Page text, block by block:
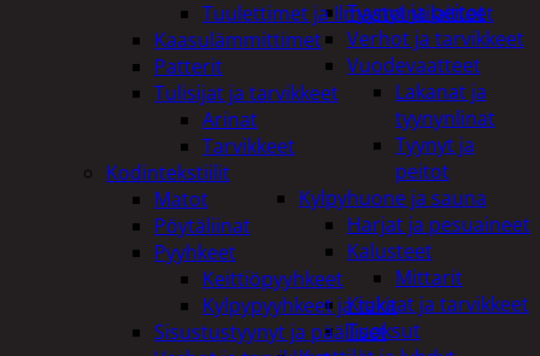
Tyynyt ja peitot
Verhot ja tarvikkeet
Vuodevaatteet
Lakanat ja
tyynynlinat
Tyynyt ja
peitot
Kylpyhuone ja sauna
Harjat ja pesuaineet
Kalusteet
Mittarit
Kiukaat ja tarvikkeet
Tuoksut
Tuulettimet ja Ilmastointilaitteet
Kaasulämmittimet
Patterit
Tulisijat ja tarvikkeet
Arinat
Tarvikkeet
Kodintekstiilit
Matot
Pöytäliinat
Pyyhkeet
Keittiöpyyhkeet
Kylpypyyhkeet ja takit
Sisustustyynyt ja päälliset